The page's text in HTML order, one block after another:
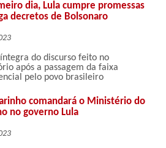
dia, Lula cumpre promessas
decretos de Bolsonaro
do discurso feito no
após a passagem da faixa
pelo povo brasileiro
comandará o Ministério do
no governo Lula